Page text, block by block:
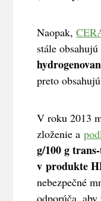
Naopak,
stále
preto
V roku 2013
zloženie a
g/100 g
v produkte
nebezpečné
odporúča, aby